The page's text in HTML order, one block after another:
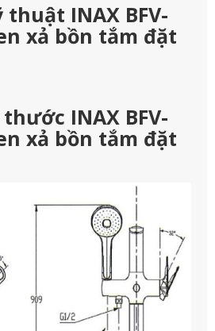
thuật INAX BFV-
xả bồn tắm đặt
INAX BFV-
xả bồn tắm đặt